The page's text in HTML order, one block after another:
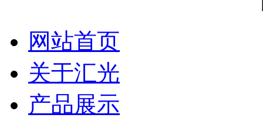
网站首页
关于汇光
产品展示